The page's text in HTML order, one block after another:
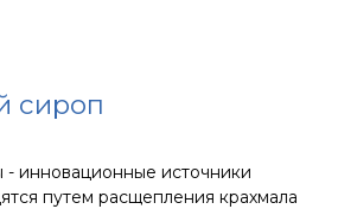
сироп
- инновационные источники
путем расщепления крахмала